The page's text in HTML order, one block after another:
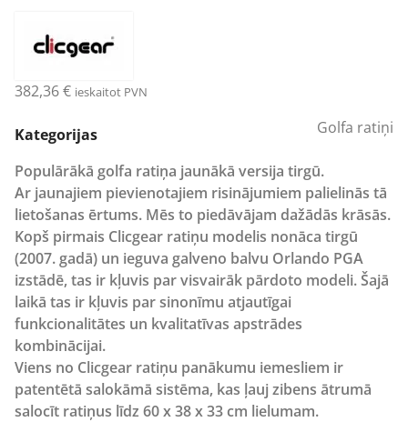
382,36€ ieskaitot PVN
Kategorijas Golfa ratiņi
Populārākā golfa ratiņa jaunākā versija tirgū.
Ar jaunajiem pievienotajiem risinājumiem palielinās tā
lietošanas ērtums. Mēs to piedāvājam dažādās krāsās.
Kopš pirmais Clicgear ratiņu modelis nonāca tirgū
(2007. gadā) un ieguva galveno balvu Orlando PGA
izstādē, tas ir kļuvis par visvairāk pārdoto modeli. Šajā
laikā tas ir kļuvis par sinonīmu atjautīgai
funkcionalitātes un kvalitatīvas apstrādes
kombinācijai.
Viens no Clicgear ratiņu panākumu iemesliem ir
patentētā salokāmā sistēma, kas ļauj zibens ātrumā
salocīt ratiņus līdz 60 x 38 x 33 cm lielumam.